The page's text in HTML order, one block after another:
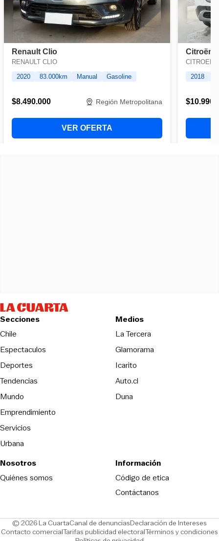
Secciones
Chile
Espectaculos
Deportes
Tendencias
Mundo
Emprendimiento
Servicios
Urbana
Medios
La TerceraOpens in new
Glamorama
Icarito
Auto.cl
DunaOpens in new window
Nosotros
Quiénes somos
Información
Código de eticaOpens in new
Contáctanos
© 2026 La CuartaCanal de denunciasOpens in new window
Declaración de Intereses
Contacto comercialOpens in new window
Tarifas publicidad electoralOpens in new window
Términos y condiciones